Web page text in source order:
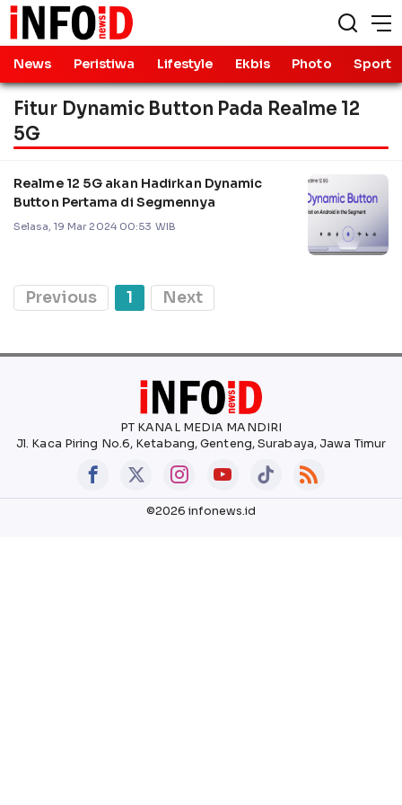
News Peristiwa Lifestyle Ekbis Photo Sport
Fitur Dynamic Button Pada Realme 12
5G
Realme 12 5G akan Hadirkan Dynamic
Button Pertama di Segmennya
Selasa, 19 Mar 2024 00:53 WIB
Previous 1 Next
PT KANAL MEDIA MANDIRI
Jl. Kaca Piring No.6, Ketabang, Genteng, Surabaya, Jawa Timur
©2026 infonews.id